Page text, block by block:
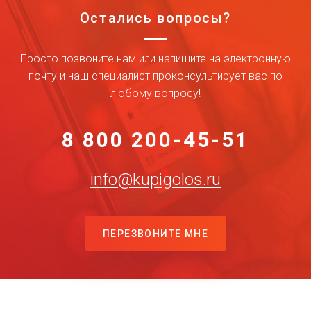
Остались вопросы?
Просто позвоните нам или напишите на электронную
почту и наш специалист проконсультирует вас по
любому вопросу!
8 800 200-45-51
info@kupigolos.ru
ПЕРЕЗВОНИТЕ МНЕ